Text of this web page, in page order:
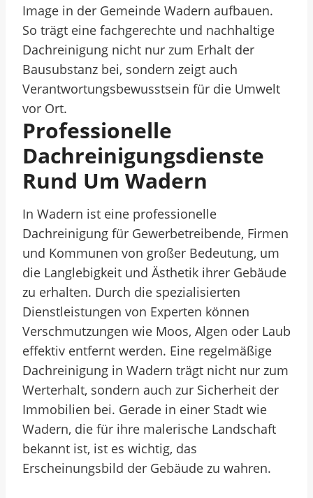
Image in der Gemeinde Wadern aufbauen.
So trägt eine fachgerechte und nachhaltige
Dachreinigung nicht nur zum Erhalt der
Bausubstanz bei, sondern zeigt auch
Verantwortungsbewusstsein für die Umwelt
vor Ort.
Professionelle
Dachreinigungsdienste
Rund Um Wadern
In Wadern ist eine professionelle
Dachreinigung für Gewerbetreibende, Firmen
und Kommunen von großer Bedeutung, um
die Langlebigkeit und Ästhetik ihrer Gebäude
zu erhalten. Durch die spezialisierten
Dienstleistungen von Experten können
Verschmutzungen wie Moos, Algen oder Laub
effektiv entfernt werden. Eine regelmäßige
Dachreinigung in Wadern trägt nicht nur zum
Werterhalt, sondern auch zur Sicherheit der
Immobilien bei. Gerade in einer Stadt wie
Wadern, die für ihre malerische Landschaft
bekannt ist, ist es wichtig, das
Erscheinungsbild der Gebäude zu wahren.